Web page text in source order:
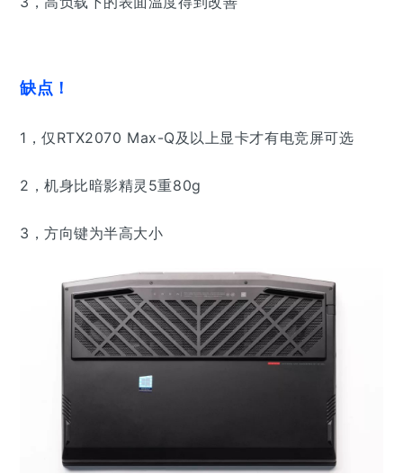
缺点！
1，仅RTX2070 Max-Q及以上显卡才有电竞屏可选
2，机身比暗影精灵5重80g
3，方向键为半高大小